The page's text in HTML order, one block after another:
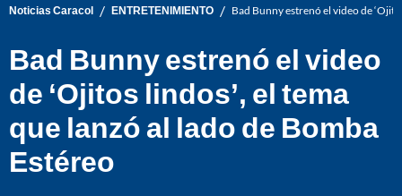
Noticias Caracol / ENTRETENIMIENTO / Bad Bunny estrenó el video de
Bad Bunny estrenó el video
de ‘Ojitos lindos’, el tema
que lanzó al lado de Bomba
Estéreo